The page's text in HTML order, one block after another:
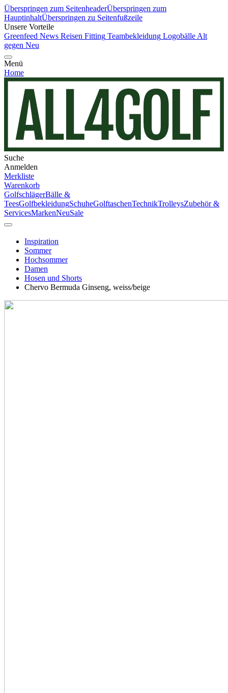
Überspringen zum SeitenheaderÜberspringen zum
HauptinhaltÜberspringen zu Seitenfußzeile
Unsere Vorteile
Greenfeed News Reisen Fitting Teambekleidung Logobälle Alt
gegen Neu
Menü
Home
Suche
Anmelden
Merkliste
Warenkorb
GolfschlägerBälle &
TeesGolfbekleidungSchuheGolftaschenTechnikTrolleysZubehör &
ServicesMarkenNeuSale
Inspiration
Sommer
Hochsommer
Damen
Hosen und Shorts
Chervo Bermuda Ginseng, weiss/beige